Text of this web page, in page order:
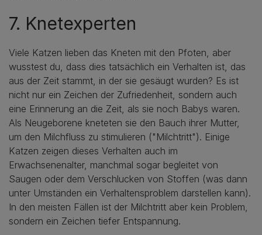
7. Knetexperten
Viele Katzen lieben das Kneten mit den Pfoten, aber
wusstest du, dass dies tatsächlich ein Verhalten ist, das
aus der Zeit stammt, in der sie gesäugt wurden? Es ist
nicht nur ein Zeichen der Zufriedenheit, sondern auch
eine Erinnerung an die Zeit, als sie noch Babys waren.
Als Neugeborene kneteten sie den Bauch ihrer Mutter,
um den Milchfluss zu stimulieren ("Milchtritt"). Einige
Katzen zeigen dieses Verhalten auch im
Erwachsenenalter, manchmal sogar begleitet von
Saugen oder dem Verschlucken von Stoffen (was dann
unter Umständen ein Verhaltensproblem darstellen kann).
In den meisten Fällen ist der Milchtritt aber kein Problem,
sondern ein Zeichen tiefer Entspannung.